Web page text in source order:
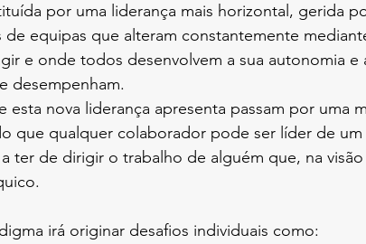
por uma liderança mais horizontal, gerida
de equipas que alteram constantemente
e onde todos desenvolvem a sua autonomia e
desempenham.
esta nova liderança apresenta passam por uma
que qualquer colaborador pode ser líder de
ter de dirigir o trabalho de alguém que, na
irá originar desafios individuais como: